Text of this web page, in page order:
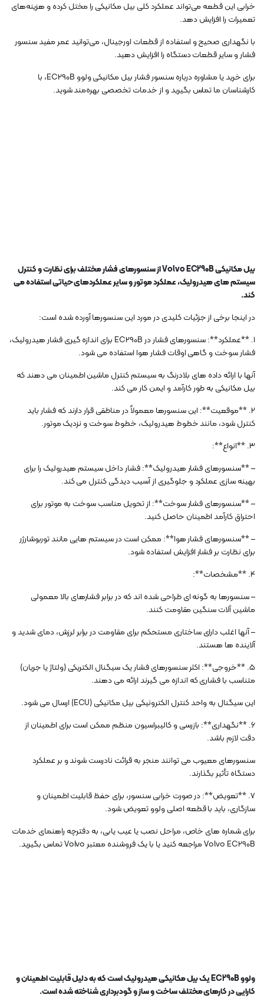
خرابی این قطعه می‌تواند عملکرد کلی بیل مکانیکی را مختل کرده و هزینه‌های
تعمیرات را افزایش دهد.
با نگهداری صحیح و استفاده از قطعات اورجینال، می‌توانید عمر مفید سنسور
فشار و سایر قطعات دستگاه را افزایش دهید.
برای خرید یا مشاوره درباره سنسور فشار بیل مکانیکی ولوو EC290B، با
کارشناسان ما تماس بگیرید و از خدمات تخصصی بهره‌مند شوید.
بیل مکانیکی Volvo EC290B از سنسورهای فشار مختلف برای نظارت و کنترل
سیستم های هیدرولیک، عملکرد موتور و سایر عملکردهای حیاتی استفاده می
کند.
در اینجا برخی از جزئیات کلیدی در مورد این سنسورها آورده شده است:
1. **عملکرد**: سنسورهای فشار در EC290B برای اندازه گیری فشار هیدرولیک،
فشار سوخت و گاهی اوقات فشار هوا استفاده می شود.
آنها با ارائه داده های بلادرنگ به سیستم کنترل ماشین اطمینان می دهند که
بیل مکانیکی به طور کارآمد و ایمن کار می کند.
2. **موقعیت**: این سنسورها معمولاً در مناطقی قرار دارند که فشار باید
کنترل شود، مانند خطوط هیدرولیک، خطوط سوخت و نزدیک موتور.
3. **انواع**:
– **سنسورهای فشار هیدرولیک**: فشار داخل سیستم هیدرولیک را برای
بهینه سازی عملکرد و جلوگیری از آسیب دیدگی کنترل می کند.
– **سنسورهای فشار سوخت**: از تحویل مناسب سوخت به موتور برای
احتراق کارآمد اطمینان حاصل کنید.
– **سنسورهای فشار هوا**: ممکن است در سیستم هایی مانند توربوشارژر
برای نظارت بر فشار افزایش استفاده شود.
4. **مشخصات**:
– سنسورها به گونه ای طراحی شده اند که در برابر فشارهای بالا معمولی
ماشین آلات سنگین مقاومت کنند.
– آنها اغلب دارای ساختاری مستحکم برای مقاومت در برابر لرزش، دمای شدید و
آلاینده ها هستند.
5. **خروجی**: اکثر سنسورهای فشار یک سیگنال الکتریکی (ولتاژ یا جریان)
متناسب با فشاری که اندازه می گیرند ارائه می دهند.
این سیگنال به واحد کنترل الکترونیکی بیل مکانیکی (ECU) ارسال می شود.
6. **نگهداری**: بازرسی و کالیبراسیون منظم ممکن است برای اطمینان از
دقت لازم باشد.
سنسورهای معیوب می توانند منجر به قرائت نادرست شوند و بر عملکرد
دستگاه تأثیر بگذارند.
7. **تعویض**: در صورت خرابی سنسور، برای حفظ قابلیت اطمینان و
سازگاری، باید با قطعه اصلی ولوو تعویض شود.
برای شماره های خاص، مراحل نصب یا عیب یابی، به دفترچه راهنمای خدمات
Volvo EC290B مراجعه کنید یا با یک فروشنده معتبر Volvo تماس بگیرید.
ولوو EC290B یک بیل مکانیکی هیدرولیک است که به دلیل قابلیت اطمینان و
کارایی در کارهای مختلف ساخت و ساز و گودبرداری شناخته شده است.